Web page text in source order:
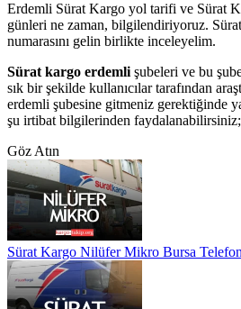
Erdemli Sürat Kargo yol tarifi ve Sürat
günleri ne zaman, bilgilendiriyoruz.
numarasını gelin birlikte inceleyelim.
Sürat kargo erdemli şubeleri ve bu
sık bir şekilde kullanıcılar tarafından
erdemli şubesine gitmeniz gerektiğinde
şu irtibat bilgilerinden faydalanabilirsiniz;
Göz Atın
Sürat Kargo Nilüfer Mikro Bursa Telefon